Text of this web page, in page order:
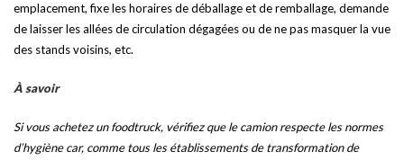
emplacement, fixe les horaires de déballage et de remballage, demande
de laisser les allées de circulation dégagées ou de ne pas masquer la vue
des stands voisins, etc.
À savoir
Si vous achetez un foodtruck, vérifiez que le camion respecte les normes
d’hygiène car, comme tous les établissements de transformation de